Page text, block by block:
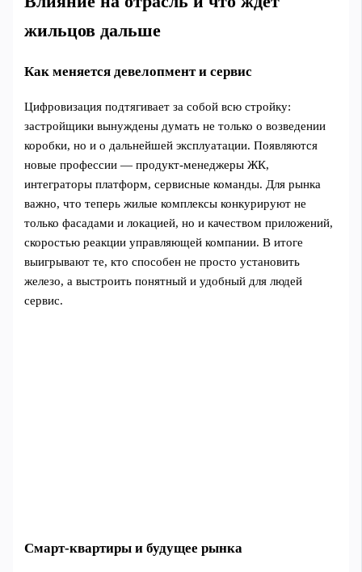
жильцов дальше
Как меняется девелопмент и сервис
Цифровизация подтягивает за собой всю стройку:
застройщики вынуждены думать не только о возведении
коробки, но и о дальнейшей эксплуатации. Появляются
новые профессии — продукт-менеджеры ЖК,
интеграторы платформ, сервисные команды. Для рынка
важно, что теперь жилые комплексы конкурируют не
только фасадами и локацией, но и качеством приложений,
скоростью реакции управляющей компании. В итоге
выигрывают те, кто способен не просто установить
железо, а выстроить понятный и удобный для людей
сервис.
Смарт-квартиры и будущее рынка